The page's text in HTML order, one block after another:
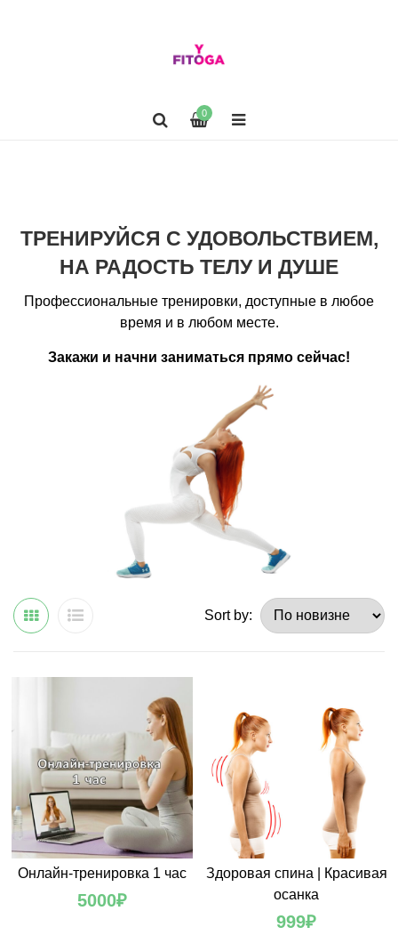
0
ТРЕНИРУЙСЯ С УДОВОЛЬСТВИЕМ,
НА РАДОСТЬ ТЕЛУ И ДУШЕ
Профессиональные тренировки, доступные в любое
время и в любом месте.
Закажи и начни заниматься прямо сейчас!
Sort by:
Онлайн-тренировка 1 час
5000₽
Здоровая спина | Красивая
осанка
999₽